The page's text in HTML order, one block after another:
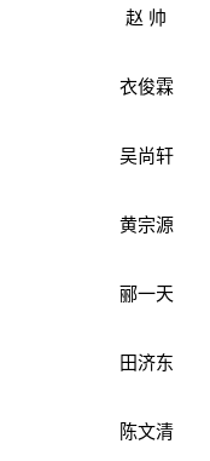
赵 帅
衣俊霖
吴尚轩
黄宗源
郦一天
田济东
陈文清